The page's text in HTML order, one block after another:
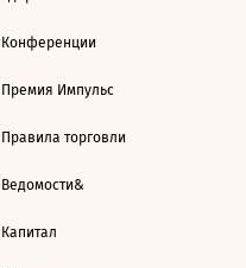
Конференции
Премия Импульс
Правила торговли
Ведомости&
Капитал